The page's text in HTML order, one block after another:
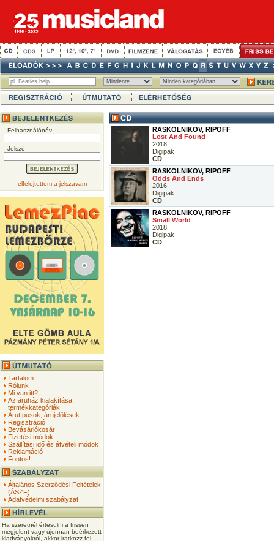
Felhasználónév
Jelszó
elfelejtettem a jelszavam
Tartalom
Rólunk
Mi van itt?
Az áruház kialakítása,
termékkategóriák
Árutípusok, árujelölések
Regisztráció
Bevásárlókosár
Fizetési módok
Szállítási idő és átvételi módok
Reklamáció
Fontos!
Általános Szerződési Feltételek
(ÁSZF)
Adatvédelmi szabályzat
Ha szeretnél értesülni a frissen
megjelent vagy újonnan beérkezett
kiadványokról, akkor iratkozz fel
RASKOLNIKOV, RIPOFF
Lost And Found
2018
Digipak
CD
RASKOLNIKOV, RIPOFF
Odds And Ends
2016
Digipak
CD
RASKOLNIKOV, RIPOFF
Small World
2018
Digipak
CD